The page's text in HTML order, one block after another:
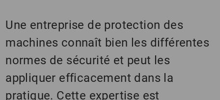
Une entreprise de protection des
machines connaît bien les différentes
normes de sécurité et peut les
appliquer efficacement dans la
pratique. Cette expertise est